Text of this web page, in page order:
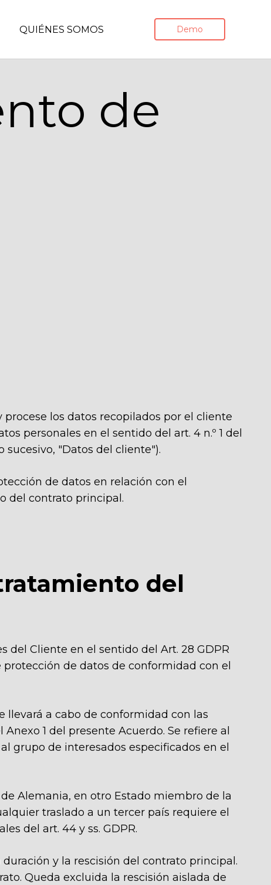
QUIÉNES SOMOS Demo
de
los datos recopilados por el cliente
personales en el sentido del art. 4 n.º 1 del
sucesivo, "Datos del cliente").
de datos en relación con el
del contrato principal.
del
del Cliente en el sentido del Art. 28 GDPR
de datos de conformidad con el
a cabo de conformidad con las
1 del presente Acuerdo. Se refiere al
grupo de interesados especificados en el
Alemania, en otro Estado miembro de la
traslado a un tercer país requiere el
del art. 44 y ss. GDPR.
y la rescisión del contrato principal.
Queda excluida la rescisión aislada de